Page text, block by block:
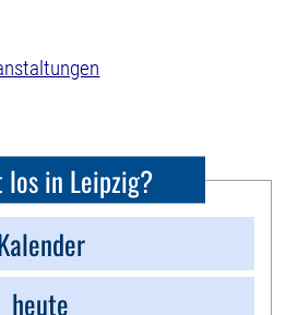
los in Leipzig?
heute